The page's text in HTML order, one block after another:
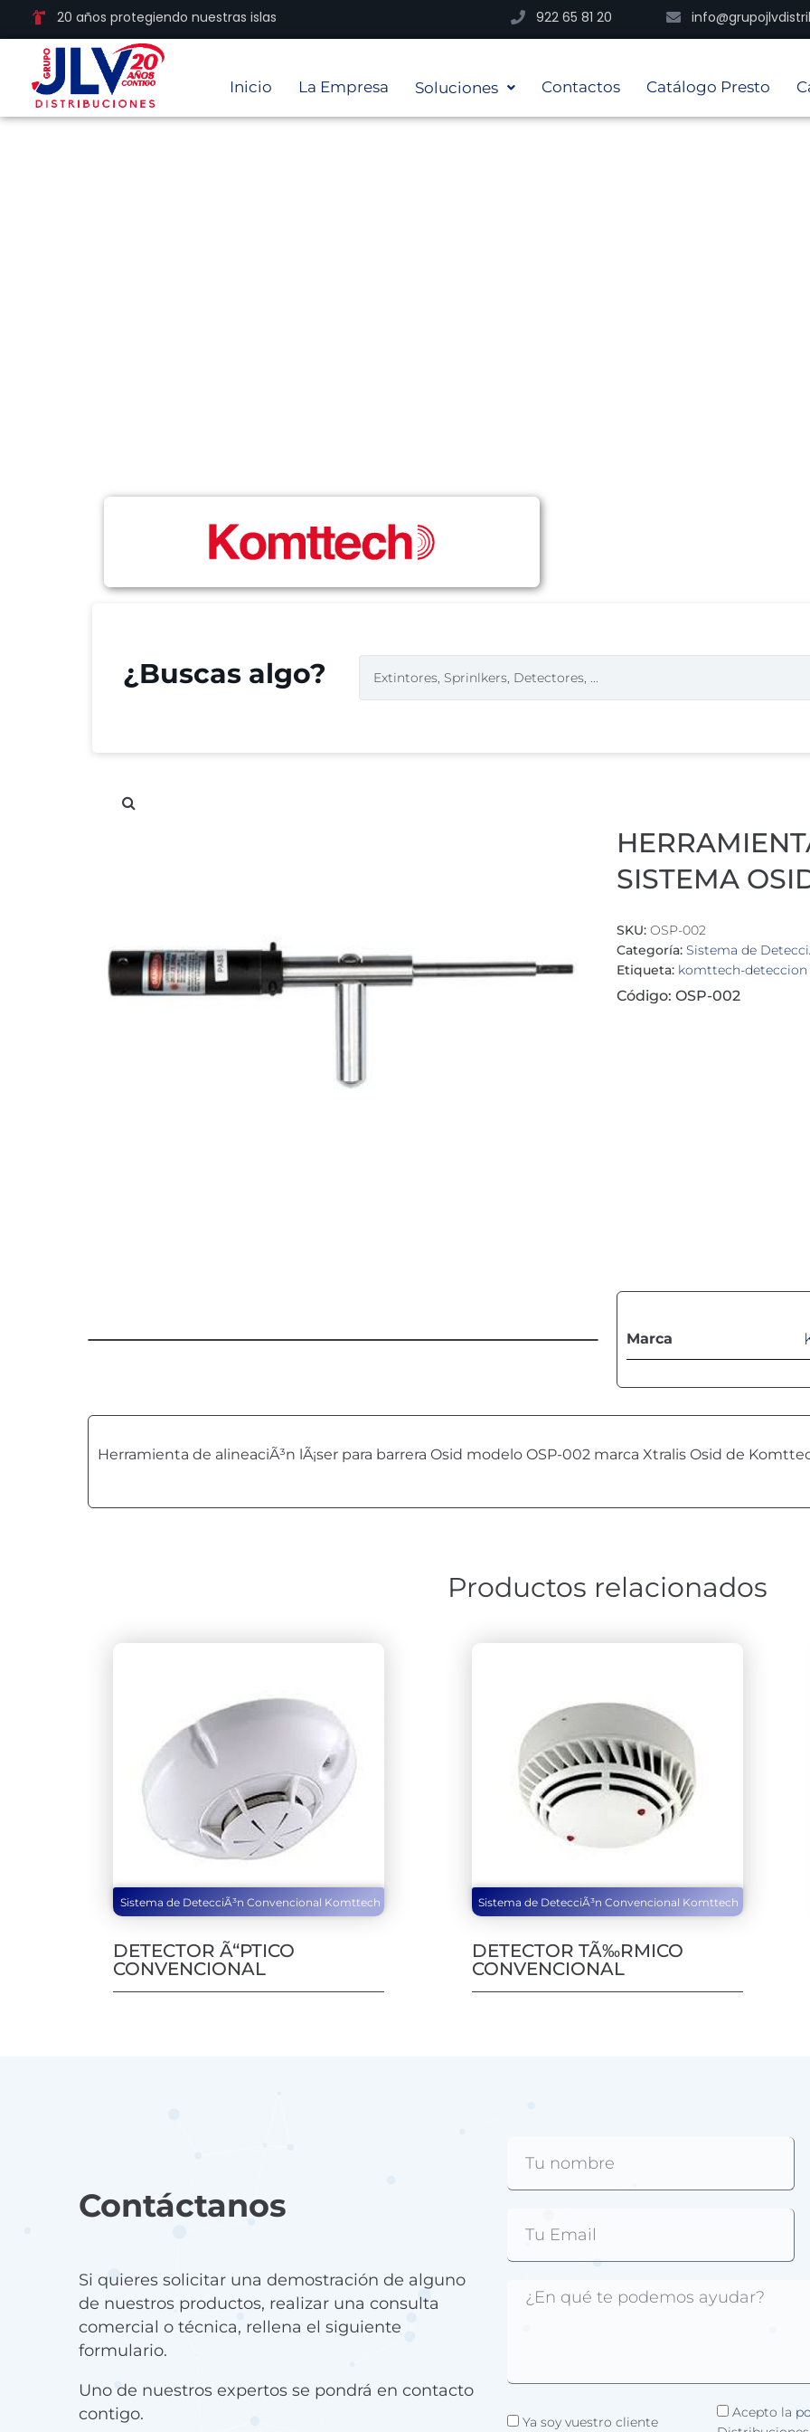
20 años protegiendo nuestras islas 922 65 81 20
Inicio La Empresa Soluciones Contactos Catálogo Presto
¿Buscas algo?
SISTEMA
SKU: OSP-002
Categoría: Sistema de
Etiqueta: komttech-deteccion
Código: OSP-002
Marca
Herramienta de alineaciÃ³n lÃ¡ser para barrera Osid modelo OSP-002 marca Xtralis Osid de
Productos relacionados
Sistema de DetecciÃ³n Convencional Komttech
DETECTOR Ã“PTICO
CONVENCIONAL
Sistema de DetecciÃ³n Convencional Komttech
DETECTOR TÃ‰RMICO
CONVENCIONAL
Contáctanos
Si quieres solicitar una demostración de alguno
de nuestros productos, realizar una consulta
comercial o técnica, rellena el siguiente
formulario.
Uno de nuestros expertos se pondrá en contacto
contigo.
Ya soy vuestro cliente
Acepto la